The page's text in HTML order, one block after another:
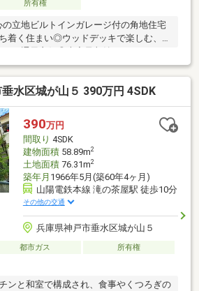
所有権
立地ビルトインガレージ付の角地住宅
着く住まい◎ウッドデッキで楽しむ、憩
水区城が山５ 390万円 4SDK
390万円
間取り 4SDK
建物面積58.89m2
土地面積76.31m2
築年月 1966年5月(築60年4ヶ月)
山陽電鉄本線 滝の茶屋駅 徒歩10分
その他の交通
兵庫県神戸市垂水区城が山５
都市ガス
所有権
ンと和室で構成され、食事やくつろぎの